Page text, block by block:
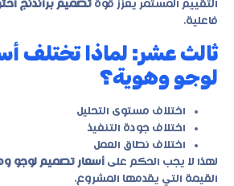
التقييم المستمر يعزز قوة تصميم براندنج
فاعلية.
ثالث عشر: لماذا تختلف
لوجو وهوية؟
اختلاف مستوى التحليل
اختلاف جودة التنفيذ
اختلاف نطاق العمل
لهذا لا يجب الحكم على أسعار تصميم لوجو
القيمة التي يقدمها المشروع.